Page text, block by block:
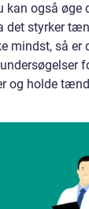
kan også øge
det styrker
mindst, så er
og holde